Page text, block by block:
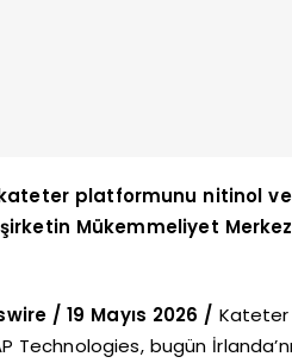
platformunu nitinol
Mükemmeliyet
/ 19 Mayıs 2026 /
bugün